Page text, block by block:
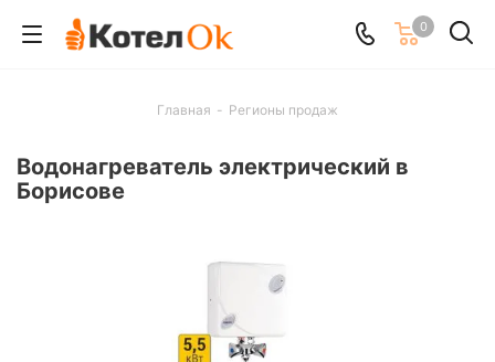
0
Главная - Регионы продаж
Водонагреватель электрический в
Борисове